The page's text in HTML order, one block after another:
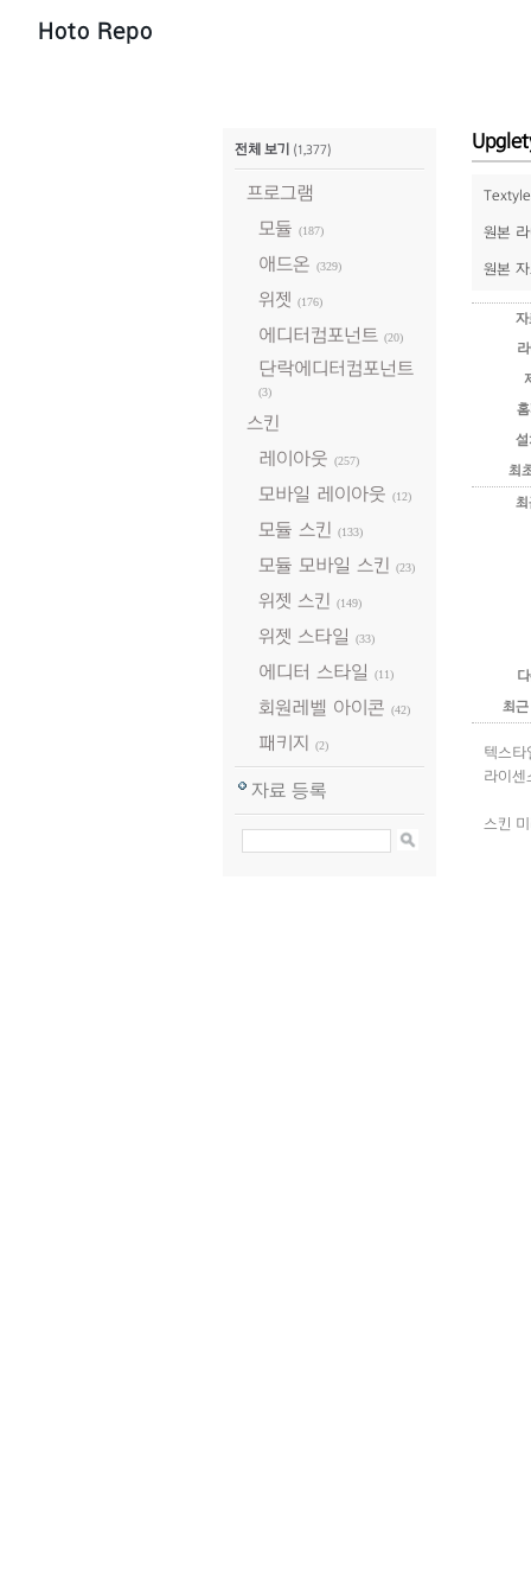
Hoto Repo
전체 보기 (1,377)
프로그램
모듈 (187)
애드온 (329)
위젯 (176)
에디터컴포넌트 (20)
단락에디터컴포넌트
(3)
스킨
레이아웃 (257)
모바일 레이아웃 (12)
모듈 스킨 (133)
모듈 모바일 스킨 (23)
위젯 스킨 (149)
위젯 스타일 (33)
에디터 스타일 (11)
회원레벨 아이콘 (42)
패키지 (2)
자료 등록
원본
원본
자
설
최
최
최
텍스타
라이센
스킨